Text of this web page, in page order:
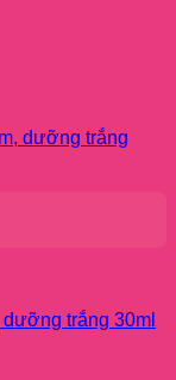
trắng 30ml